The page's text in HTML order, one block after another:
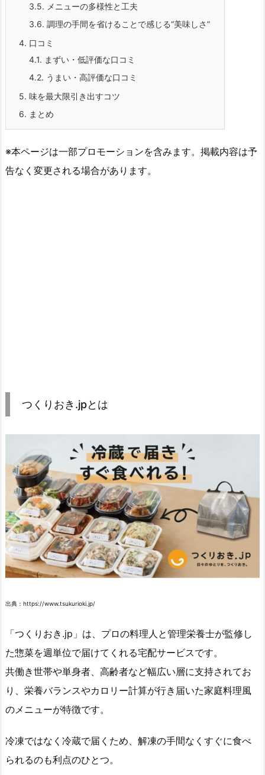
3.5. メニューの多様性と工夫
3.6. 調理の手間を省けることで感じる“美味しさ”
4. 口コミ
4.1. まずい・低評価な口コミ
4.2. うまい・高評価な口コミ
5. 味を最大限引き出すコツ
6. まとめ
※本ページは一部プロモーションを含みます。掲載内容は予
告なく変更される場合があります。
つくりおき.jpとは
出典：https://www.tsukurioki.jp/
「つくりおき.jp」は、プロの料理人と管理栄養士が監修し
た惣菜を週単位で届けてくれる宅配サービスです。
共働き世帯や単身者、高齢者など幅広い層に支持されてお
り、栄養バランスやカロリー計算が行き届いた家庭料理風
のメニューが特徴です。
冷凍ではなく冷蔵で届くため、解凍の手間なくすぐに食べ
られるのも利点のひとつ。